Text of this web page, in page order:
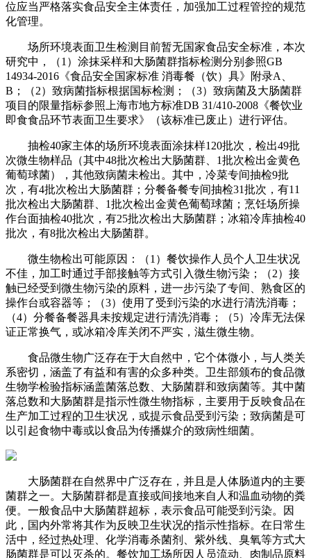
位应当严格落实食品安全主体责任，加强加工过程管控的规范
化管理。
场所环境表面卫生检测目前暂无国家食品安全标准，本次
研究中，（1）涂抹采样和大肠菌群指标检测分别参照GB
14934-2016《食品安全国家标准 消毒餐（饮）具》附录A、
B；（2）致病菌指标根据国标检测；（3）致病菌及大肠菌群
项目的限量指标参照上海市地方标准DB 31/410-2008《餐饮业
即食食品环节表面卫生要求》（该标准已废止）进行评估。
抽检40家主体的场所环境表面涂抹样120批次，检出49批
次微生物样品（其中48批次检出大肠菌群、1批次检出金黄色
葡萄球菌），其他致病菌未检出。其中，冷菜专间抽检9批
次，有4批次检出大肠菌群；分餐备餐专间抽检31批次，有11
批次检出大肠菌群、1批次检出金黄色葡萄球菌；烹饪场所操
作台面抽检40批次，有25批次检出大肠菌群；冰箱冷库抽检40
批次，有8批次检出大肠菌群。
微生物检出可能原因：（1）餐饮操作人员个人卫生状况
不佳，加工时通过手部接触等方式引入微生物污染；（2）接
触已经受到微生物污染的原料，进一步污染了专间、熟食区的
操作台或容器等；（3）使用了受到污染的水进行清洗消毒；
（4）分餐备餐器具未按规定进行清洗消毒；（5）冷库无法保
证正常换气，或冰箱冷库关闭不严实，滋生微生物。
食品微生物广泛存在于大自然中，它个体微小，与人类关
系密切，涵盖了有益和有害的众多种类。卫生部颁布的食品微
生物学检验指标涵盖菌落总数、大肠菌群和致病菌等。其中菌
落总数和大肠菌群是指示性微生物指标，主要用于反映食品在
生产加工过程的卫生状况，或提示食品受到污染；致病菌是可
以引起食物中毒或以食品为传播媒介的致病性细菌。
大肠菌群在自然界中广泛存在，并且是人体肠道内的主要
菌群之一。大肠菌群都是直接或间接地来自人和温血动物的粪
便。一般食品中大肠菌群超标，表示食品可能受到污染。因
此，国内外常将其作为反映卫生状况的指示性指标。在日常生
活中，经过热处理、化学消毒杀菌剂、紫外线、臭氧等方式大
肠菌群是可以灭杀的。餐饮加工场所因人员流动、肉制品原料